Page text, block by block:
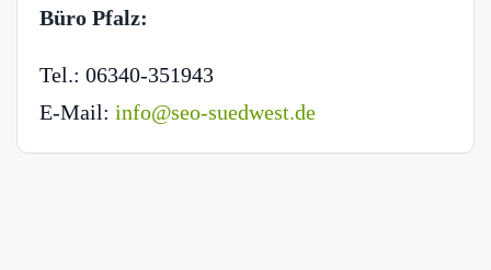
Büro Pfalz:
Tel.: 06340-351943
E-Mail: info@seo-suedwest.de